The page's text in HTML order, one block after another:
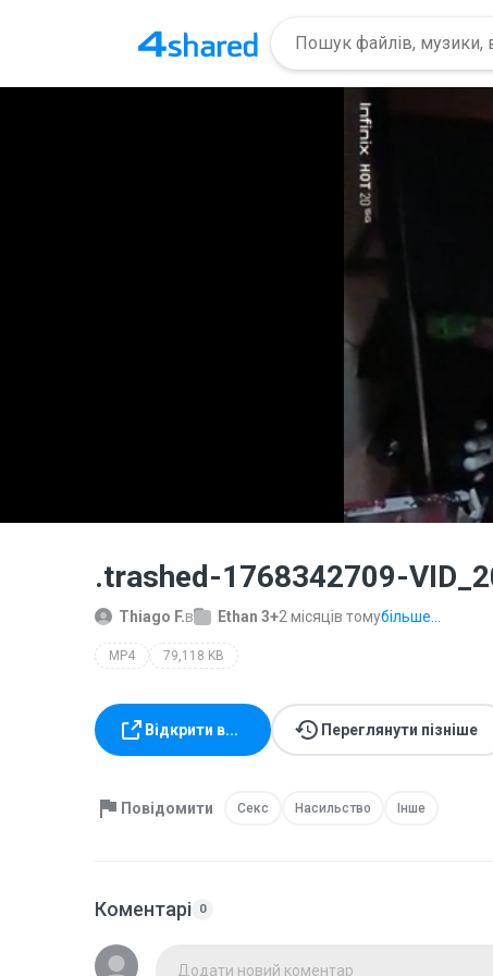
.trashed-1768342709-
Thiago F.в Ethan 3+2 місяців томубільше...
MP4 79,118 KB
Відкрити в... Переглянути пізніше
Повідомити Секс Насильство Інше
Коментарі 0
Додати новий коментар